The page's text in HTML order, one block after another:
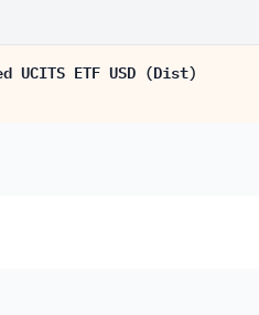
UCITS ETF USD (Dist)